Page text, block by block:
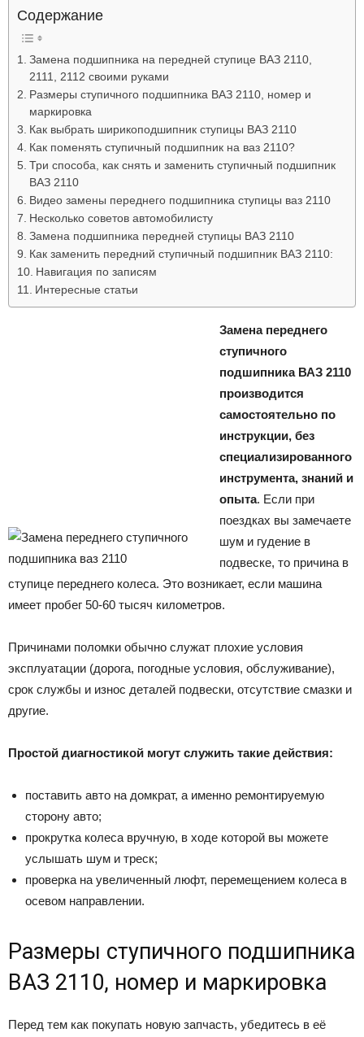
Содержание
Замена подшипника на передней ступице ВАЗ 2110,
2111, 2112 своими руками
Размеры ступичного подшипника ВАЗ 2110, номер и
маркировка
Как выбрать ширикоподшипник ступицы ВАЗ 2110
Как поменять ступичный подшипник на ваз 2110?
Три способа, как снять и заменить ступичный подшипник
ВАЗ 2110
Видео замены переднего подшипника ступицы ваз 2110
Несколько советов автомобилисту
Замена подшипника передней ступицы ВАЗ 2110
Как заменить передний ступичный подшипник ВАЗ 2110:
Навигация по записям
Интересные статьи
Замена переднего
ступичного
подшипника ВАЗ 2110
производится
самостоятельно по
инструкции, без
специализированного
инструмента, знаний и
опыта. Если при
поездках вы замечаете
шум и гудение в
подвеске, то причина в
ступице переднего колеса. Это возникает, если машина
имеет пробег 50-60 тысяч километров.
Причинами поломки обычно служат плохие условия
эксплуатации (дорога, погодные условия, обслуживание),
срок службы и износ деталей подвески, отсутствие смазки и
другие.
Простой диагностикой могут служить такие действия:
поставить авто на домкрат, а именно ремонтируемую
сторону авто;
прокрутка колеса вручную, в ходе которой вы можете
услышать шум и треск;
проверка на увеличенный люфт, перемещением колеса в
осевом направлении.
Размеры ступичного подшипника
ВАЗ 2110, номер и маркировка
Перед тем как покупать новую запчасть, убедитесь в её